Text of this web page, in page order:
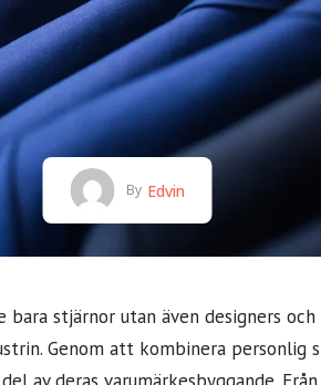
By Edvin
bara stjärnor utan även designers
Genom att kombinera personlig